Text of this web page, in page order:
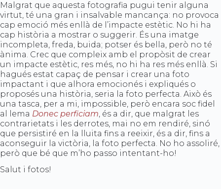
Malgrat que aquesta fotografia pugui tenir alguna
virtut, té una gran i insalvable mancança: no provoca
cap emoció més enllà de l’impacte estètic. No hi ha
cap història a mostrar o suggerir. És una imatge
incompleta, freda, buida; potser és bella, però no té
ànima. Crec que compleix amb el propòsit de crear
un impacte estètic, res més, no hi ha res més enllà. Si
hagués estat capaç de pensar i crear una foto
impactant i que alhora emocionés i expliqués o
proposés una història, seria la foto perfecta. Això és
una tasca, per a mi, impossible, però encara soc fidel
al lema Donec perficiam, és a dir, que malgrat les
contrarietats i les derrotes, mai no em rendiré, sinó
que persistiré en la lluita fins a reeixir, és a dir, fins a
aconseguir la victòria, la foto perfecta. No ho assoliré,
però que bé que m’ho passo intentant-ho!
Salut i fotos!